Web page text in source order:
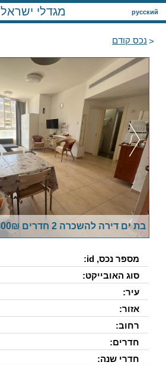
русский מגדלי ישראל
נכס קודם
בת ים דירה להשכרה 2 חדרים 4,500₪ בחודש
מספר נכס, id:
סוג האובייקט:
עיר:
אזור:
רחוב:
חדרים:
חדרי שנה: